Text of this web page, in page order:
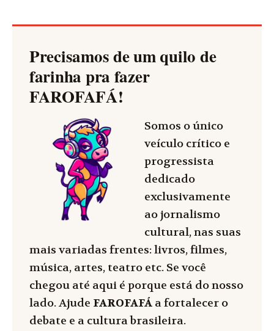
Precisamos de um quilo de
farinha pra fazer
FAROFAFÁ!
Somos o único
veículo crítico e
progressista
dedicado
exclusivamente
ao jornalismo
cultural, nas suas
mais variadas frentes: livros, filmes,
música, artes, teatro etc. Se você
chegou até aqui é porque está do nosso
lado. Ajude FAROFAFÁ a fortalecer o
debate e a cultura brasileira.